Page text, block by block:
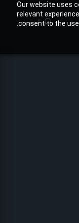
Our website uses
relevant
consent to the use
البحث